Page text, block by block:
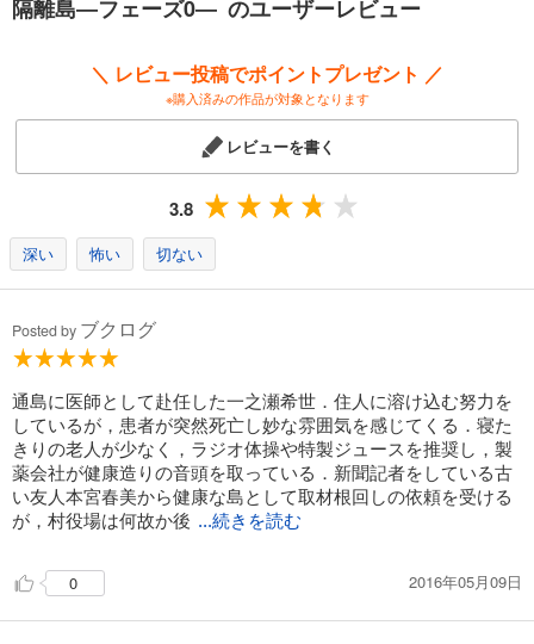
隔離島―フェーズ0― のユーザーレビュー
＼ レビュー投稿でポイントプレゼント ／
※購入済みの作品が対象となります
レビューを書く
3.8
深い 怖い 切ない
Posted by ブクログ
通島に医師として赴任した一之瀬希世．住人に溶け込む努力を
しているが，患者が突然死亡し妙な雰囲気を感じてくる．寝た
きりの老人が少なく，ラジオ体操や特製ジュースを推奨し，製
薬会社が健康造りの音頭を取っている．新聞記者をしている古
い友人本宮春美から健康な島として取材根回しの依頼を受ける
が，村役場は何故か後 ...続きを読む
0 2016年05月09日